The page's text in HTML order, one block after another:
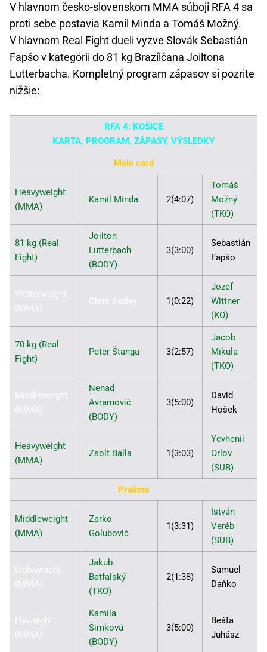
V hlavnom česko-slovenskom MMA súboji RFA 4 sa
proti sebe postavia Kamil Minda a Tomáš Možný.
V hlavnom Real Fight dueli vyzve Slovák Sebastián
Fapšo v kategórii do 81 kg Brazílčana Joiltona
Lutterbacha. Kompletný program zápasov si pozrite
nižšie:
RFA 4: KOŠICE
KARTA, PROGRAM, ZÁPASY, VÝSLEDKY
Main card
Heavyweight
(MMA)
Kamil Minda 2(4:07)
Tomáš
Možný
(TKO)
81 kg (Real
Fight)
Joilton
Lutterbach
(BODY)
3(3:00)
Sebastián
Fapšo
Welterweight
(MMA)
Chris Astley 1(0:22)
Jozef
Wittner
(KO)
70 kg (Real
Fight)
Peter Štanga 3(2:57)
Jacob
Mikula
(TKO)
Middleweight
(MMA)
Nenad
Avramović
(BODY)
3(5:00)
David
Hošek
Heavyweight
(MMA)
Zsolt Balla 1(3:03)
Yevhenii
Orlov
(SUB)
Prelims
Middleweight
(MMA)
Zarko
Golubović
1(3:31)
István
Veréb
(SUB)
Lightweight
(MMA)
Jakub
Batfalský
(TKO)
2(1:38)
Samuel
Daňko
Flyweight
(MMA)
Kamila
Šimková
(BODY)
3(5:00)
Beáta
Juhász